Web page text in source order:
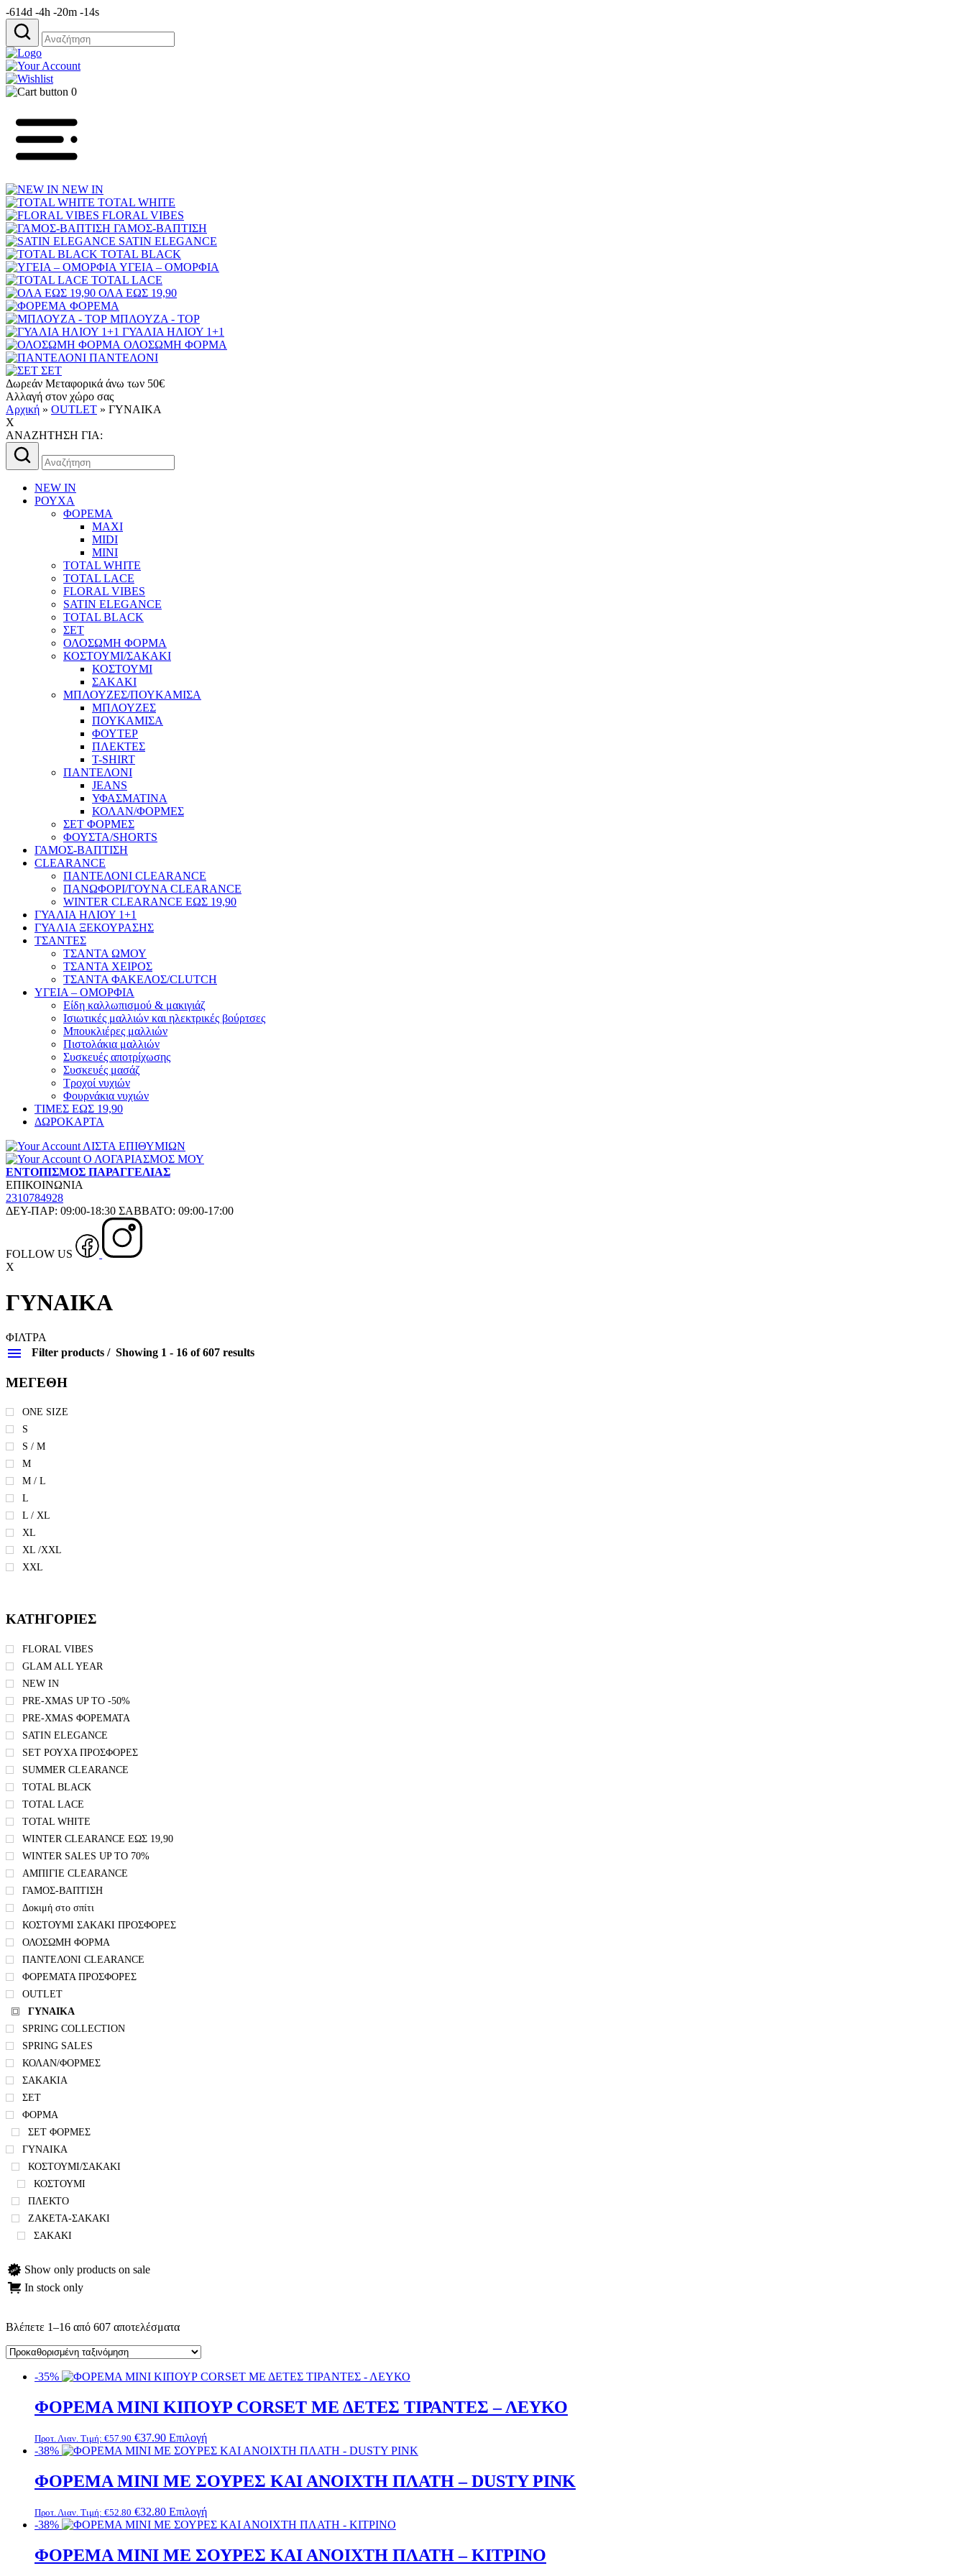
-614d -4h -20m -14s
Αναζήτηση
για:
0
NEW IN
TOTAL WHITE
FLORAL VIBES
ΓΑΜΟΣ-ΒΑΠΤΙΣΗ
SATIN ELEGANCE
TOTAL BLACK
ΥΓΕΙΑ – ΟΜΟΡΦΙΑ
TOTAL LACE
ΟΛΑ ΕΩΣ 19,90
ΦΟΡΕΜΑ
ΜΠΛΟΥΖΑ - TOP
ΓΥΑΛΙΑ ΗΛΙΟΥ 1+1
ΟΛΟΣΩΜΗ ΦΟΡΜΑ
ΠΑΝΤΕΛΟΝΙ
ΣΕΤ
Δωρεάν Μεταφορικά άνω των 50€
Αλλαγή στον χώρο σας
Αρχική » OUTLET » ΓΥΝΑΙΚΑ
X
AΝΑΖΗΤΗΣΗ ΓΙΑ:
Αναζήτηση
για:
NEW IN
ΡΟΥΧΑ
ΦΟΡΕΜΑ
MAXI
MIDI
MINI
TOTAL WHITE
TOTAL LACE
FLORAL VIBES
SATIN ELEGANCE
TOTAL BLACK
ΣΕΤ
ΟΛΟΣΩΜΗ ΦΟΡΜΑ
ΚΟΣΤΟΥΜΙ/ΣΑΚΑΚΙ
ΚΟΣΤΟΥΜΙ
ΣΑΚΑΚΙ
ΜΠΛΟΥΖΕΣ/ΠΟΥΚΑΜΙΣΑ
ΜΠΛΟΥΖΕΣ
ΠΟΥΚΑΜΙΣΑ
ΦΟΥΤΕΡ
ΠΛΕΚΤΕΣ
T-SHIRT
ΠΑΝΤΕΛΟΝΙ
JEANS
ΥΦΑΣΜΑΤΙΝΑ
ΚΟΛΑΝ/ΦΟΡΜΕΣ
ΣΕΤ ΦΟΡΜΕΣ
ΦΟΥΣΤΑ/SHORTS
ΓΑΜΟΣ-ΒΑΠΤΙΣΗ
CLEARANCE
ΠΑΝΤΕΛΟΝΙ CLEARANCE
ΠΑΝΩΦΟΡΙ/ΓΟΥΝΑ CLEARANCE
WINTER CLEARANCE ΕΩΣ 19,90
ΓΥΑΛΙΑ ΗΛΙΟΥ 1+1
ΓΥΑΛΙΑ ΞΕΚΟΥΡΑΣΗΣ
ΤΣΑΝΤΕΣ
ΤΣΑΝΤΑ ΩΜΟΥ
ΤΣΑΝΤΑ ΧΕΙΡΟΣ
ΤΣΑΝΤΑ ΦΑΚΕΛΟΣ/CLUTCH
ΥΓΕΙΑ – ΟΜΟΡΦΙΑ
Είδη καλλωπισμού & μακιγιάζ
Ισιωτικές μαλλιών και ηλεκτρικές βούρτσες
Μπουκλιέρες μαλλιών
Πιστολάκια μαλλιών
Συσκευές αποτρίχωσης
Συσκευές μασάζ
Τροχοί νυχιών
Φουρνάκια νυχιών
ΤΙΜΕΣ ΕΩΣ 19,90
ΔΩΡΟΚΑΡΤΑ
ΛΙΣΤΑ ΕΠΙΘΥΜΙΩΝ
Ο ΛΟΓΑΡΙΑΣΜΟΣ ΜΟΥ
ΕΝΤΟΠΙΣΜΟΣ ΠΑΡΑΓΓΕΛΙΑΣ
ΕΠΙΚΟΙΝΩΝΙΑ
2310784928
ΔΕΥ-ΠΑΡ: 09:00-18:30 ΣΑΒΒΑΤΟ: 09:00-17:00
FOLLOW US
X
ΓΥΝΑΙΚΑ
ΦΙΛΤΡΑ
Filter products
Showing 1 - 16 of 607 results
ΜΕΓΕΘΗ
ONE SIZE
S
S / M
Μ
M / L
L
L / XL
XL
XL /XXL
XXL
ΚΑΤΗΓΟΡΙΕΣ
FLORAL VIBES
GLAM ALL YEAR
NEW IN
PRE-XMAS UP TO -50%
PRE-XMAS ΦΟΡΕΜΑΤΑ
SATIN ELEGANCE
SET ΡΟΥΧΑ ΠΡΟΣΦΟΡΕΣ
SUMMER CLEARANCE
TOTAL BLACK
TOTAL LACE
TOTAL WHITE
WINTER CLEARANCE ΕΩΣ 19,90
WINTER SALES UP TO 70%
ΑΜΠΙΓΙΕ CLEARANCE
ΓΑΜΟΣ-ΒΑΠΤΙΣΗ
Δοκιμή στο σπίτι
ΚΟΣΤΟΥΜΙ ΣΑΚΑΚΙ ΠΡΟΣΦΟΡΕΣ
ΟΛΟΣΩΜΗ ΦΟΡΜΑ
ΠΑΝΤΕΛΟΝΙ CLEARANCE
ΦΟΡΕΜΑΤΑ ΠΡΟΣΦΟΡΕΣ
OUTLET
ΓΥΝΑΙΚΑ
SPRING COLLECTION
SPRING SALES
ΚΟΛΑΝ/ΦΟΡΜΕΣ
ΣΑΚΑΚΙΑ
ΣΕΤ
ΦΟΡΜΑ
ΣΕΤ ΦΟΡΜΕΣ
ΓΥΝΑΙΚΑ
ΚΟΣΤΟΥΜΙ/ΣΑΚΑΚΙ
ΚΟΣΤΟΥΜΙ
ΠΛΕΚΤΟ
ΖΑΚΕΤΑ-ΣΑΚΑΚΙ
ΣΑΚΑΚΙ
Show only products on sale
In stock only
Βλέπετε 1–16 από 607 αποτελέσματα
-35%
ΦΟΡΕΜΑ MΙNI ΚΙΠΟΥΡ CORSET ΜΕ ΔΕΤΕΣ ΤΙΡΑΝΤΕΣ – ΛΕΥΚΟ
Προτ. Λιαν. Τιμή: €57.90 €37.90 ΕπιλογήΑυτό
το
έχει
πολλαπλές
Οι
επιλογές
να
επιλεγούν
-38%
ΦΟΡΕΜΑ MΙNI ΜΕ ΣΟΥΡΕΣ ΚΑΙ ΑΝΟΙΧΤΗ ΠΛΑΤΗ – DUSTY PINK
Προτ. Λιαν. Τιμή: €52.80 €32.80 ΕπιλογήΑυτό
το
έχει
πολλαπλές
-38%
ΦΟΡΕΜΑ MΙNI ΜΕ ΣΟΥΡΕΣ ΚΑΙ ΑΝΟΙΧΤΗ ΠΛΑΤΗ – ΚΙΤΡΙΝΟ